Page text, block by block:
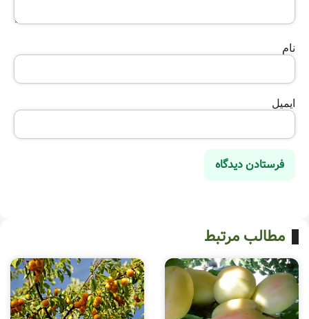
نام
ایمیل
مطالب مرتبط